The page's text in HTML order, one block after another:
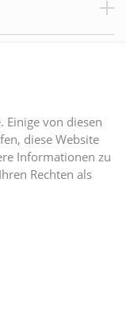
Einige von diesen
diese Website
Informationen zu
Rechten als